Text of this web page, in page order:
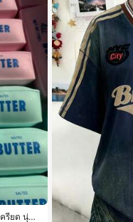
ยด นุ่มยื